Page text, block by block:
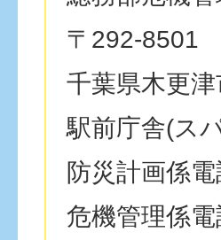
〒292-8501
千葉県木更
駅前庁舎(ス
防災計画係
危機管理係